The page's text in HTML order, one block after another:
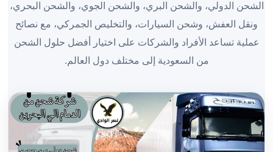
الشحن الدولي، والشحن البري، والشحن الجوي، والشحن البحري،
ونقل العفش، وشحن السيارات، والتخليص الجمركي، مع نصائح
عملية تساعد الأفراد والشركات على اختيار أفضل حلول الشحن
من السعودية إلى مختلف دول العالم.